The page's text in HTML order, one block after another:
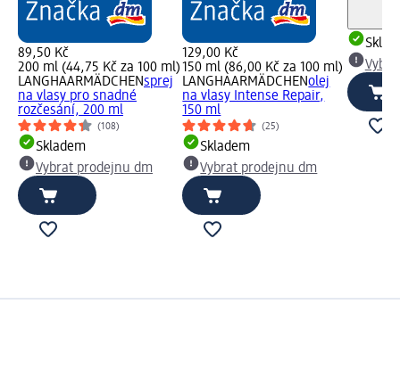
89,50 Kč
200 ml (44,75 Kč za 100 ml)
LANGHAARMÄDCHENsprej
na vlasy pro snadné
rozčesání, 200 ml
(108)
Skladem
Vybrat prodejnu dm
129,00 Kč
150 ml (86,00 Kč za 100 ml)
LANGHAARMÄDCHENolej
na vlasy Intense Repair,
150 ml
(25)
Skladem
Vybrat prodejnu dm